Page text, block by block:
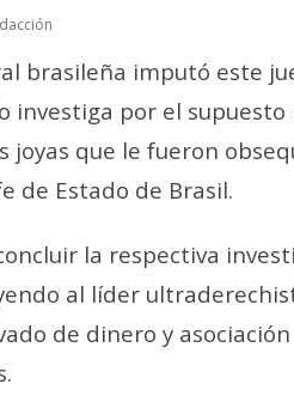
brasileña imputó este
investiga por el
joyas que le fueron
de Estado de Brasil.
la respectiva
al líder
de dinero y